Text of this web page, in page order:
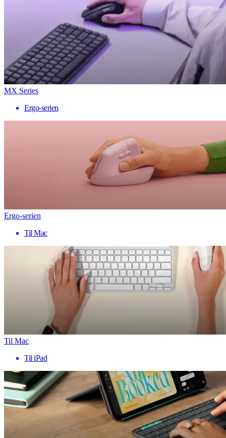
MX Series
Ergo-serien
Ergo-serien
Til Mac
Til Mac
Til iPad